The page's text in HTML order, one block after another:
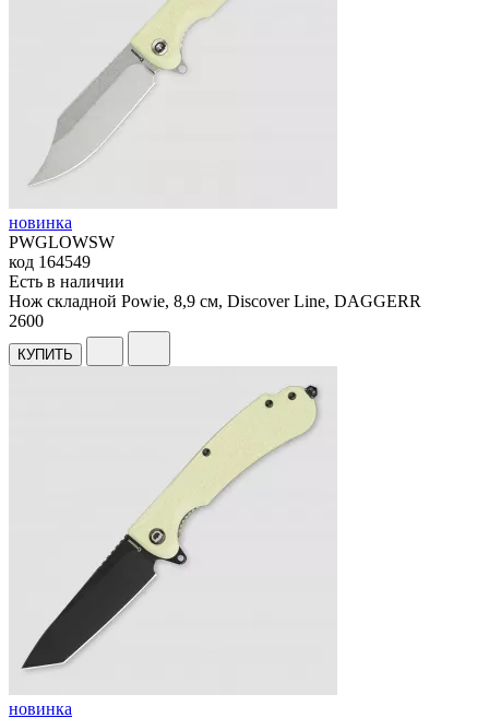
новинка
PWGLOWSW
код 164549
Есть в наличии
Нож складной Powie, 8,9 см, Discover Line, DAGGERR
2600
КУПИТЬ
новинка